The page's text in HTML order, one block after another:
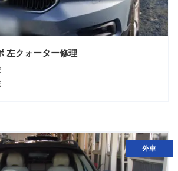
左クォーター修理
外車